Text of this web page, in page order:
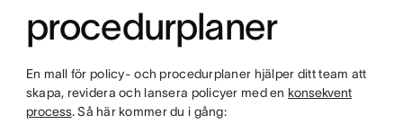
procedurplaner
En mall för policy- och procedurplaner hjälper ditt team att
skapa, revidera och lansera policyer med en konsekvent
process. Så här kommer du i gång: